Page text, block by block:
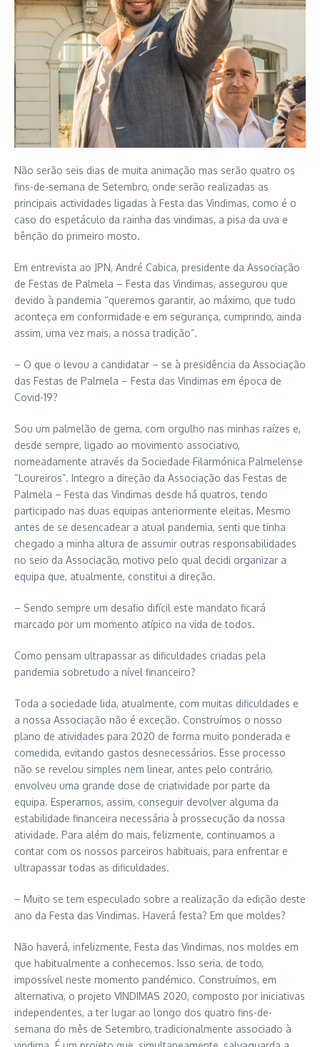
Não serão seis dias de muita animação mas serão quatro os
fins-de-semana de Setembro, onde serão realizadas as
principais actividades ligadas à Festa das Vindimas, como é o
caso do espetáculo da rainha das vindimas, a pisa da uva e
bênção do primeiro mosto.
Em entrevista ao JPN, André Cabica, presidente da Associação
de Festas de Palmela – Festa das Vindimas, assegurou que
devido à pandemia “queremos garantir, ao máximo, que tudo
aconteça em conformidade e em segurança, cumprindo, ainda
assim, uma vez mais, a nossa tradição”.
– O que o levou a candidatar – se à presidência da Associação
das Festas de Palmela – Festa das Vindimas em época de
Covid-19?
Sou um palmelão de gema, com orgulho nas minhas raízes e,
desde sempre, ligado ao movimento associativo,
nomeadamente através da Sociedade Filarmónica Palmelense
“Loureiros”. Integro a direção da Associação das Festas de
Palmela – Festa das Vindimas desde há quatros, tendo
participado nas duas equipas anteriormente eleitas. Mesmo
antes de se desencadear a atual pandemia, senti que tinha
chegado a minha altura de assumir outras responsabilidades
no seio da Associação, motivo pelo qual decidi organizar a
equipa que, atualmente, constitui a direção.
– Sendo sempre um desafio difícil este mandato ficará
marcado por um momento atípico na vida de todos.
Como pensam ultrapassar as dificuldades criadas pela
pandemia sobretudo a nível financeiro?
Toda a sociedade lida, atualmente, com muitas dificuldades e
a nossa Associação não é exceção. Construímos o nosso
plano de atividades para 2020 de forma muito ponderada e
comedida, evitando gastos desnecessários. Esse processo
não se revelou simples nem linear, antes pelo contrário,
envolveu uma grande dose de criatividade por parte da
equipa. Esperamos, assim, conseguir devolver alguma da
estabilidade financeira necessária à prossecução da nossa
atividade. Para além do mais, felizmente, continuamos a
contar com os nossos parceiros habituais, para enfrentar e
ultrapassar todas as dificuldades.
– Muito se tem especulado sobre a realização da edição deste
ano da Festa das Vindimas. Haverá festa? Em que moldes?
Não haverá, infelizmente, Festa das Vindimas, nos moldes em
que habitualmente a conhecemos. Isso seria, de todo,
impossível neste momento pandémico. Construímos, em
alternativa, o projeto VINDIMAS 2020, composto por iniciativas
independentes, a ter lugar ao longo dos quatro fins-de-
semana do mês de Setembro, tradicionalmente associado à